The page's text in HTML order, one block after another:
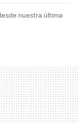
nuestra última